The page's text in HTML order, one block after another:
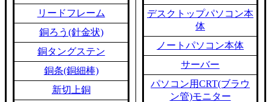
リードフレーム
銅ろう(針金状)
銅タングステン
銅条(銅細棒)
新切上銅
デスクトップパソコン本
体
ノートパソコン本体
サーバー
パソコン用CRT(ブラウ
ン管)モニター